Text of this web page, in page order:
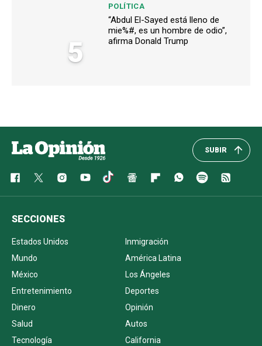
5
POLÍTICA
“Abdul El-Sayed está lleno de
mie%#, es un hombre de odio”,
afirma Donald Trump
SUBIR
SECCIONES
Estados Unidos
Inmigración
Mundo
América Latina
México
Los Ángeles
Entretenimiento
Deportes
Dinero
Opinión
Salud
Autos
Tecnología
California